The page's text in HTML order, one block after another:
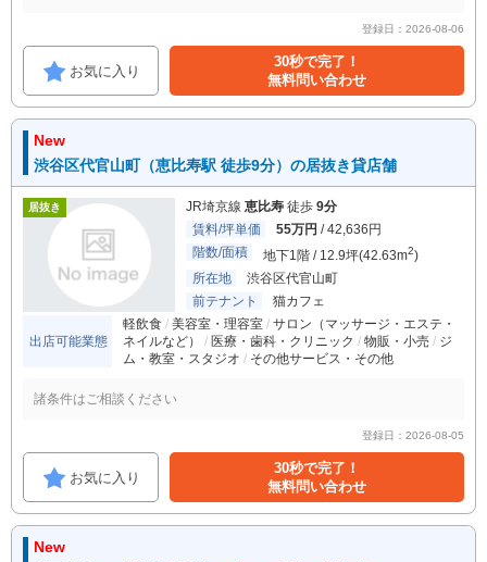
登録日：2026-08-06
お気に入り
30秒で完了！
無料問い合わせ
New
渋谷区代官山町（恵比寿駅 徒歩9分）の居抜き貸店舗
居抜き JR埼京線 恵比寿 徒歩 9分
賃料/坪単価
55万円 / 42,636円
階数/面積
地下1階 / 12.9坪(42.63m2)
所在地
渋谷区代官山町
前テナント
猫カフェ
出店可能業態
軽飲食 美容室・理容室
サロン（マッサージ・エステ・
ネイルなど）
医療・歯科・クリニック 物販・小売
ジ
ム・教室・スタジオ
その他サービス・その他
諸条件はご相談ください
登録日：2026-08-05
お気に入り
30秒で完了！
無料問い合わせ
New